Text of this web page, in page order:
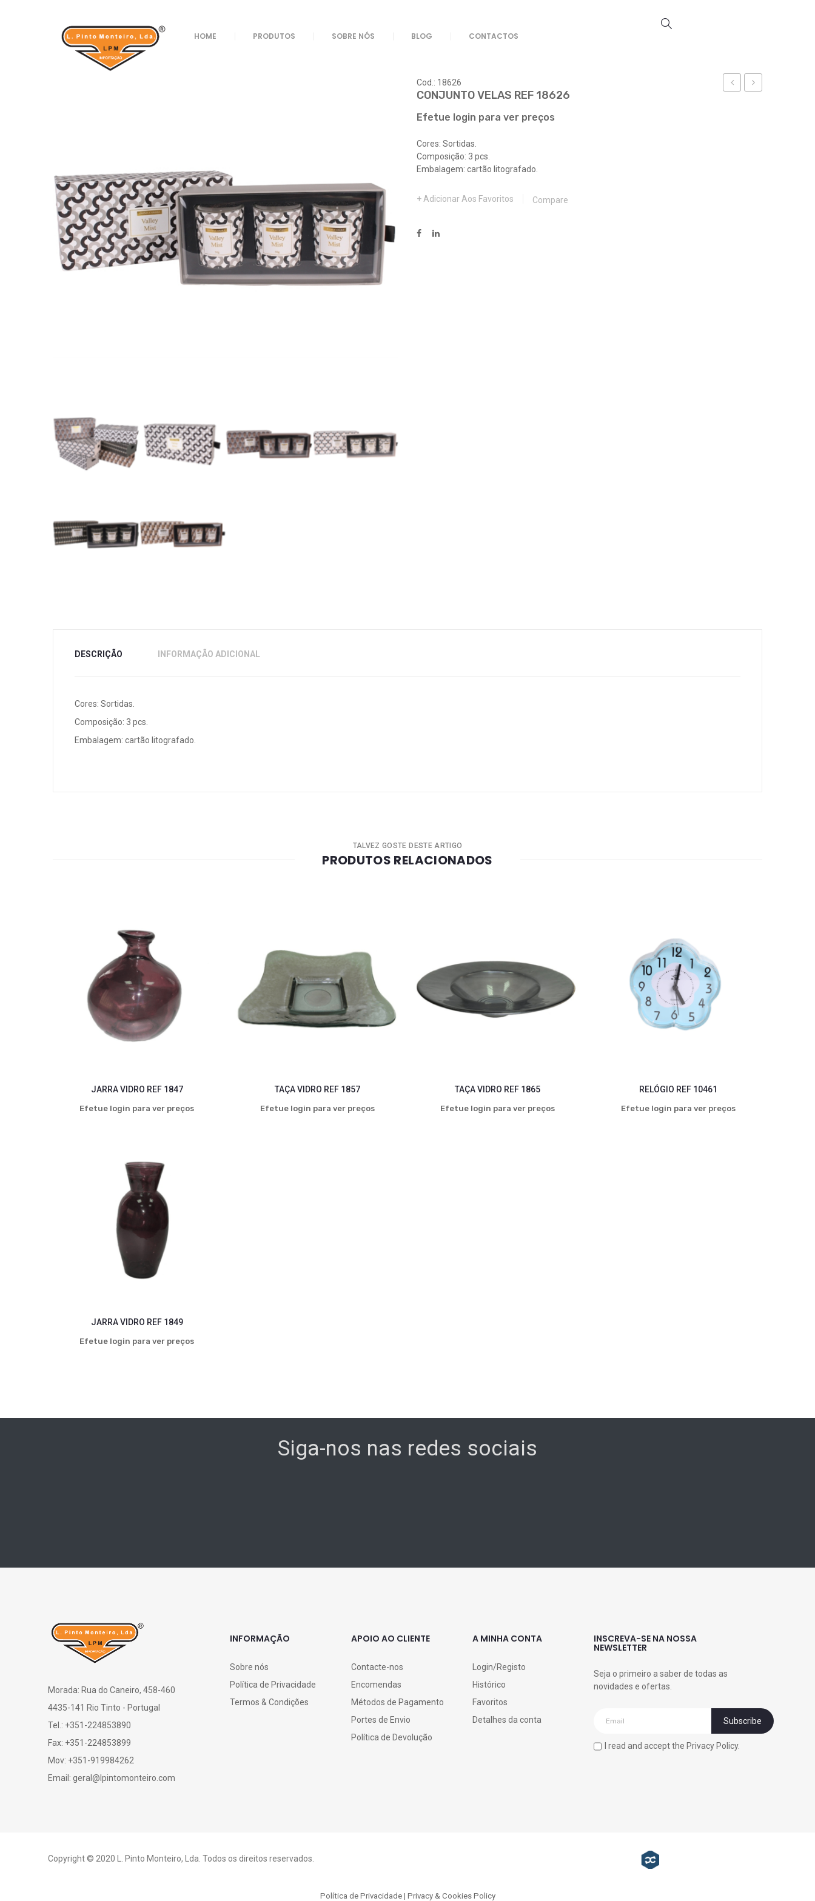
HOME PRODUTOS SOBRE NÓS BLOG CONTACTOS
Loja /Decoração /Velas
Cod.: 18626
CONJUNTO VELAS REF 18626
Efetue login para ver preços
Cores: Sortidas.
Composição: 3 pcs.
Embalagem: cartão litografado.
Adicionar Aos Favoritos Compare
DESCRIÇÃO INFORMAÇÃO ADICIONAL
Cores: Sortidas.
Composição: 3 pcs.
Embalagem: cartão litografado.
TALVEZ GOSTE DESTE ARTIGO
PRODUTOS RELACIONADOS
JARRA VIDRO REF 1847
Efetue login para ver preços
TAÇA VIDRO REF 1857
Efetue login para ver preços
TAÇA VIDRO REF 1865
Efetue login para ver preços
RELÓGIO REF 10461
Efetue login para ver preços
JARRA VIDRO REF 1849
Efetue login para ver preços
Siga-nos nas redes sociais
Morada: Rua do Caneiro, 458-460
4435-141 Rio Tinto - Portugal
Tel.: +351-224853890
Fax: +351-224853899
Mov: +351-919984262
Email: geral@lpintomonteiro.com
INFORMAÇÃO
Sobre nós
Política de Privacidade
Termos & Condições
APOIO AO CLIENTE
Contacte-nos
Encomendas
Métodos de Pagamento
Portes de Envio
Política de Devolução
A MINHA CONTA
Login/Registo
Histórico
Favoritos
Detalhes da conta
INSCREVA-SE NA NOSSA
NEWSLETTER
Seja o primeiro a saber de todas as
novidades e ofertas.
I read and accept the Privacy Policy.
Copyright © 2020 L. Pinto Monteiro, Lda. Todos os direitos reservados.
Política de Privacidade | Privacy & Cookies Policy